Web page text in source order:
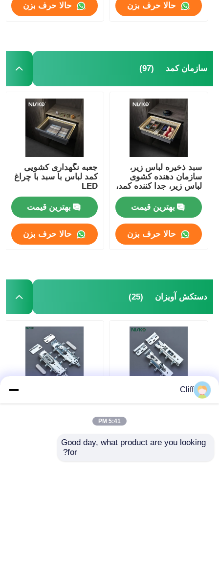
حالا حرف بزن حالا حرف بزن
سازمان کمد (97)
سبد ذخیره لباس زیر،
سازمان دهنده کشوی
لباس زیر، جدا کننده کمد،
جعبه ذخیره لباس زیر
بهترین قیمت
حالا حرف بزن
جعبه نگهداری کشویی
کمد لباس با سبد با چراغ
LED
بهترین قیمت
حالا حرف بزن
دستکش آویزان (25)
براکت آویز کابینت
آشپزخانه نامرئی، براکت
دیواری جهانی زیر کابینت
پشتیبانی اتصال آویزان
Cliff
5:41 PM
Good day, what product are you looking
for?